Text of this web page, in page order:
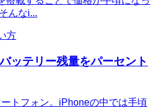
んなi...
方
ッテリー残量をパーセント
トフォン。iPhoneの中では手頃